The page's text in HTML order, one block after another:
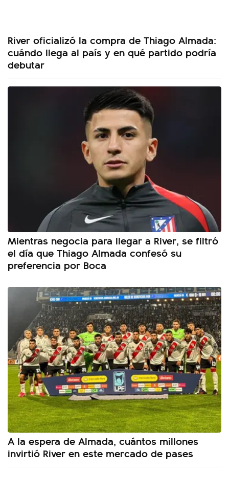
River oficializó la compra de Thiago Almada:
cuándo llega al país y en qué partido podría
debutar
Mientras negocia para llegar a River, se filtró
el día que Thiago Almada confesó su
preferencia por Boca
A la espera de Almada, cuántos millones
invirtió River en este mercado de pases